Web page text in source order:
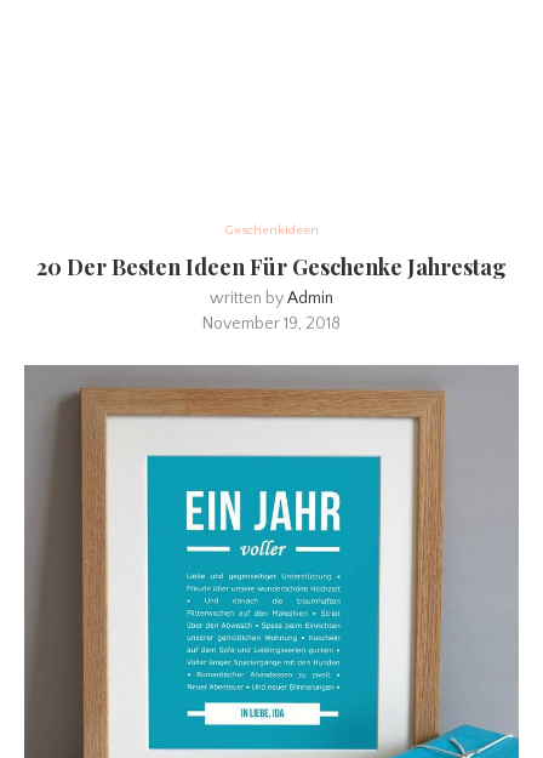
Geschenkideen
20 Der Besten Ideen Für Geschenke Jahrestag
written byAdmin
November 19, 2018